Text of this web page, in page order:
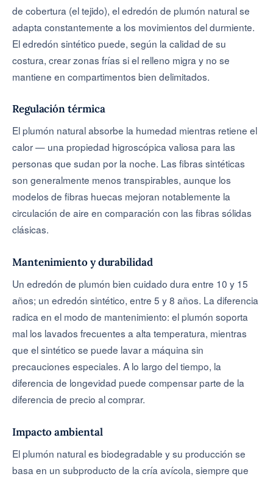
de cobertura (el tejido), el edredón de plumón natural se
adapta constantemente a los movimientos del durmiente.
El edredón sintético puede, según la calidad de su
costura, crear zonas frías si el relleno migra y no se
mantiene en compartimentos bien delimitados.
Regulación térmica
El plumón natural absorbe la humedad mientras retiene el
calor — una propiedad higroscópica valiosa para las
personas que sudan por la noche. Las fibras sintéticas
son generalmente menos transpirables, aunque los
modelos de fibras huecas mejoran notablemente la
circulación de aire en comparación con las fibras sólidas
clásicas.
Mantenimiento y durabilidad
Un edredón de plumón bien cuidado dura entre 10 y 15
años; un edredón sintético, entre 5 y 8 años. La diferencia
radica en el modo de mantenimiento: el plumón soporta
mal los lavados frecuentes a alta temperatura, mientras
que el sintético se puede lavar a máquina sin
precauciones especiales. A lo largo del tiempo, la
diferencia de longevidad puede compensar parte de la
diferencia de precio al comprar.
Impacto ambiental
El plumón natural es biodegradable y su producción se
basa en un subproducto de la cría avícola, siempre que